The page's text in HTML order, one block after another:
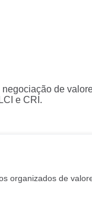
de
e CRI.
organizados de